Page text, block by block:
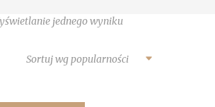
jednego wyniku
Sortuj wg popularności